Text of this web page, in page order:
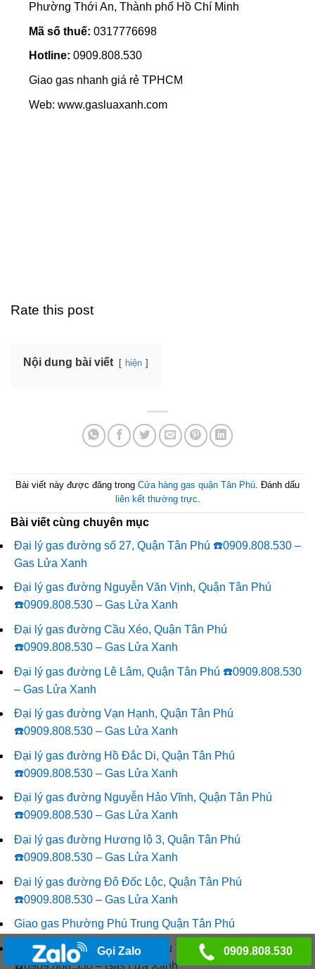
Phường Thới An, Thành phố Hồ Chí Minh
Mã số thuế: 0317776698
Hotline: 0909.808.530
Giao gas nhanh giá rẻ TPHCM
Web: www.gasluaxanh.com
Rate this post
Nội dung bài viết hiện
Bài viết này được đăng trong Cửa hàng gas quận Tân Phú. Đánh dấu
liên kết thường trực.
Bài viết cùng chuyên mục
Đại lý gas đường số 27, Quận Tân Phú ☎️0909.808.530 –
Gas Lửa Xanh
Đại lý gas đường Nguyễn Văn Vịnh, Quận Tân Phú
☎️0909.808.530 – Gas Lửa Xanh
Đại lý gas đường Cầu Xéo, Quận Tân Phú
☎️0909.808.530 – Gas Lửa Xanh
Đại lý gas đường Lê Lâm, Quận Tân Phú ☎️0909.808.530
– Gas Lửa Xanh
Đại lý gas đường Vạn Hạnh, Quận Tân Phú
☎️0909.808.530 – Gas Lửa Xanh
Đại lý gas đường Hồ Đắc Di, Quận Tân Phú
☎️0909.808.530 – Gas Lửa Xanh
Đại lý gas đường Nguyễn Hảo Vĩnh, Quận Tân Phú
☎️0909.808.530 – Gas Lửa Xanh
Đại lý gas đường Hương lộ 3, Quận Tân Phú
☎️0909.808.530 – Gas Lửa Xanh
Đại lý gas đường Đô Đốc Lộc, Quận Tân Phú
☎️0909.808.530 – Gas Lửa Xanh
Giao gas Phường Phú Trung Quận Tân Phú
Đại lý gas đường Dương Thiệu Tước, Quận Tân Phú
☎️0909.808.530 – Gas Lửa Xanh
Gọi Zalo 0909.808.530